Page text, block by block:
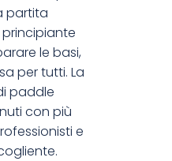
partita
le basi,
per tutti. La
paddle
con più
e